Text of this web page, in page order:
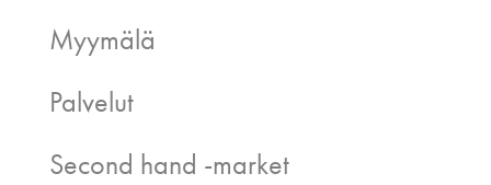
Myymälä
Palvelut
Second hand -market